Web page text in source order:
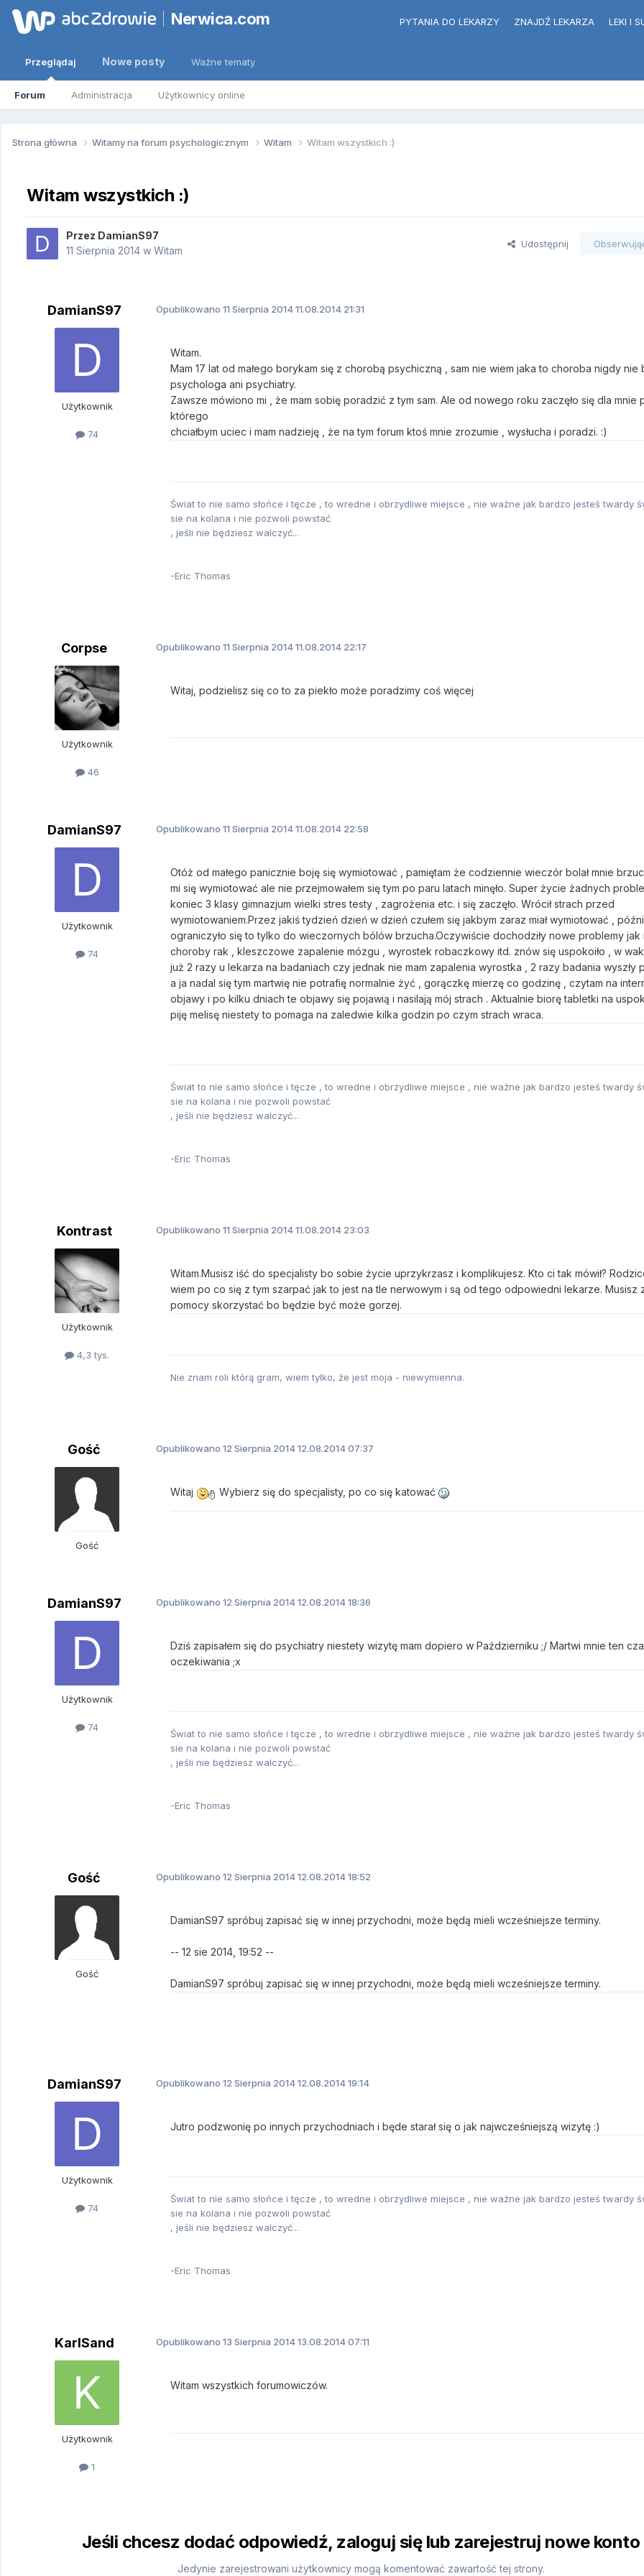
Nerwica.com PYTANIA DO LEKARZY ZNAJDŹ LEKARZA LEKI I
Przeglądaj
Forum Administracja Użytkownicy online
Nowe posty Ważne tematy
Strona główna Witamy na forum psychologicznym Witam Witam wszystkich :)
Witam wszystkich :)
Przez DamianS97
11 Sierpnia 2014 w Witam
Udostępnij
DamianS97
Użytkownik
74
Opublikowano 11 Sierpnia 201411.08.2014 21:31
Witam.
Mam 17 lat od małego borykam się z chorobą psychiczną , sam nie wiem jaka to choroba nigdy nie
psychologa ani psychiatry.
Zawsze mówiono mi , że mam sobię poradzić z tym sam. Ale od nowego roku zaczęło się dla mnie
którego
chciałbym uciec i mam nadzieję , że na tym forum ktoś mnie zrozumie , wysłucha i poradzi. :)
Świat to nie samo słońce i tęcze , to wredne i obrzydliwe miejsce , nie ważne jak bardzo jesteś twardy
sie na kolana i nie pozwoli powstać
, jeśli nie będziesz walczyć...
-Eric Thomas
Corpse
Użytkownik
46
Opublikowano 11 Sierpnia 201411.08.2014 22:17
Witaj, podzielisz się co to za piekło może poradzimy coś więcej
DamianS97
Użytkownik
74
Opublikowano 11 Sierpnia 201411.08.2014 22:58
Otóż od małego panicznie boję się wymiotować , pamiętam że codziennie wieczór bolał mnie
mi się wymiotować ale nie przejmowałem się tym po paru latach minęło. Super życie żadnych
koniec 3 klasy gimnazjum wielki stres testy , zagrożenia etc. i się zaczęło. Wrócił strach przed
wymiotowaniem.Przez jakiś tydzień dzień w dzień czułem się jakbym zaraz miał wymiotować ,
ograniczyło się to tylko do wieczornych bólów brzucha.Oczywiście dochodziły nowe problemy jak
choroby rak , kleszczowe zapalenie mózgu , wyrostek robaczkowy itd. znów się uspokoiło , w
już 2 razy u lekarza na badaniach czy jednak nie mam zapalenia wyrostka , 2 razy badania wyszły
a ja nadal się tym martwię nie potrafię normalnie żyć , gorączkę mierzę co godzinę , czytam na
objawy i po kilku dniach te objawy się pojawią i nasilają mój strach . Aktualnie biorę tabletki na
piję melisę niestety to pomaga na zaledwie kilka godzin po czym strach wraca.
Świat to nie samo słońce i tęcze , to wredne i obrzydliwe miejsce , nie ważne jak bardzo jesteś twardy
sie na kolana i nie pozwoli powstać
, jeśli nie będziesz walczyć...
-Eric Thomas
Kontrast
Użytkownik
4,3 tys.
Opublikowano 11 Sierpnia 201411.08.2014 23:03
Witam.Musisz iść do specjalisty bo sobie życie uprzykrzasz i komplikujesz. Kto ci tak mówił?
wiem po co się z tym szarpać jak to jest na tle nerwowym i są od tego odpowiedni lekarze. Musisz
pomocy skorzystać bo będzie być może gorzej.
Nie znam roli którą gram, wiem tylko, że jest moja - niewymienna.
Gość
Gość
Opublikowano 12 Sierpnia 201412.08.2014 07:37
Witaj Wybierz się do specjalisty, po co się katować
DamianS97
Użytkownik
74
Opublikowano 12 Sierpnia 201412.08.2014 18:36
Dziś zapisałem się do psychiatry niestety wizytę mam dopiero w Październiku ;/ Martwi mnie ten
oczekiwania ;x
Świat to nie samo słońce i tęcze , to wredne i obrzydliwe miejsce , nie ważne jak bardzo jesteś twardy
sie na kolana i nie pozwoli powstać
, jeśli nie będziesz walczyć...
-Eric Thomas
Gość
Gość
Opublikowano 12 Sierpnia 201412.08.2014 18:52
DamianS97 spróbuj zapisać się w innej przychodni, może będą mieli wcześniejsze terminy.
-- 12 sie 2014, 19:52 --
DamianS97 spróbuj zapisać się w innej przychodni, może będą mieli wcześniejsze terminy.
DamianS97
Użytkownik
74
Opublikowano 12 Sierpnia 201412.08.2014 19:14
Jutro podzwonię po innych przychodniach i będe starał się o jak najwcześniejszą wizytę :)
Świat to nie samo słońce i tęcze , to wredne i obrzydliwe miejsce , nie ważne jak bardzo jesteś twardy
sie na kolana i nie pozwoli powstać
, jeśli nie będziesz walczyć...
-Eric Thomas
KarlSand
Użytkownik
1
Opublikowano 13 Sierpnia 201413.08.2014 07:11
Witam wszystkich forumowiczów.
Jeśli chcesz dodać odpowiedź, zaloguj się lub zarejestruj nowe konto
Jedynie zarejestrowani użytkownicy mogą komentować zawartość tej strony.